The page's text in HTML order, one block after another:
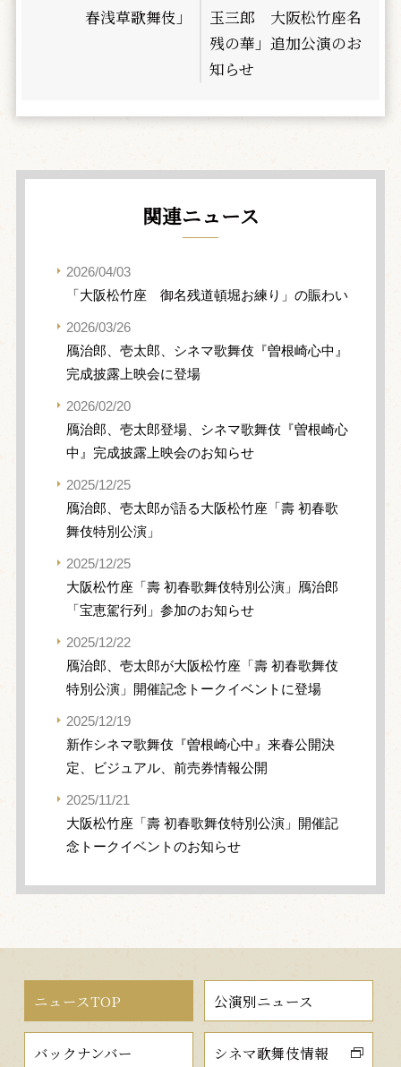
春浅草歌舞伎」
玉三郎 大阪松竹座名
残の華」追加公演のお
知らせ
関連ニュース
2026/04/03
「大阪松竹座 御名残道頓堀お練り」の賑わい
2026/03/26
鴈治郎、壱太郎、シネマ歌舞伎『曽根崎心中』
完成披露上映会に登場
2026/02/20
鴈治郎、壱太郎登場、シネマ歌舞伎『曽根崎心
中』完成披露上映会のお知らせ
2025/12/25
鴈治郎、壱太郎が語る大阪松竹座「壽 初春歌
舞伎特別公演」
2025/12/25
大阪松竹座「壽 初春歌舞伎特別公演」鴈治郎
「宝恵駕行列」参加のお知らせ
2025/12/22
鴈治郎、壱太郎が大阪松竹座「壽 初春歌舞伎
特別公演」開催記念トークイベントに登場
2025/12/19
新作シネマ歌舞伎『曽根崎心中』来春公開決
定、ビジュアル、前売券情報公開
2025/11/21
大阪松竹座「壽 初春歌舞伎特別公演」開催記
念トークイベントのお知らせ
ニュースTOP 公演別ニュース
バックナンバー シネマ歌舞伎情報